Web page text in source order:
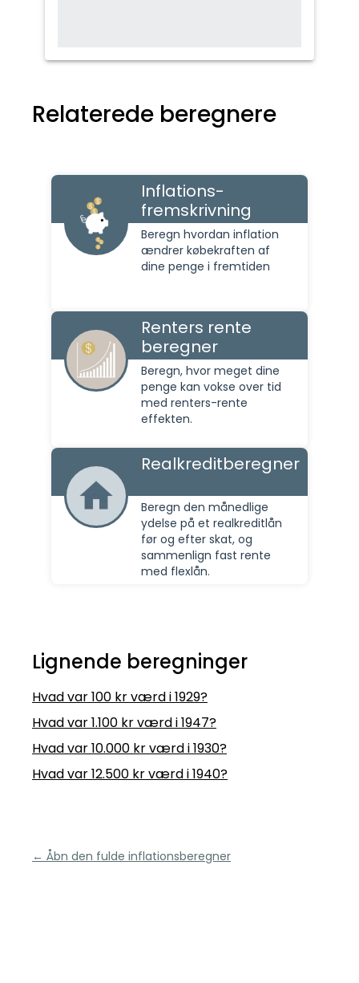
Relaterede beregnere
Inflations-
fremskrivning
Beregn hvordan inflation
ændrer købekraften af
dine penge i fremtiden
Renters rente
beregner
Beregn, hvor meget dine
penge kan vokse over tid
med renters-rente
effekten.
Realkreditberegner
Beregn den månedlige
ydelse på et realkreditlån
før og efter skat, og
sammenlign fast rente
med flexlån.
Lignende beregninger
Hvad var 100 kr værd i 1929?
Hvad var 1.100 kr værd i 1947?
Hvad var 10.000 kr værd i 1930?
Hvad var 12.500 kr værd i 1940?
← Åbn den fulde inflationsberegner